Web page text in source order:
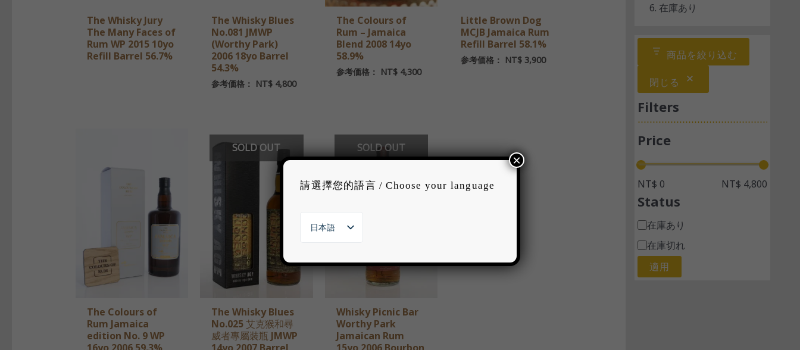
The Whisky Jury
The Many Faces of
Rum WP 2015 10yo
Refill Barrel 56.7%
The Whisky Blues
No.081 JMWP
(Worthy Park)
2006 18yo Barrel
54.3%
参考価格： NT$ 4,800
The Colours of
Rum – Jamaica
Blend 2008 14yo
58.9%
参考価格： NT$4,300
Little Brown Dog
MCJB Jamaica Rum
Refill Barrel 58.1%
参考価格： NT$ 3,900
The Colours of
Rum Jamaica
edition No. 9 WP
SOLD OUT
The Whisky Blues
No.025 艾克猴和尋
威者專屬裝瓶 JMWP
SOLD OUT
Whisky Picnic Bar
Worthy Park
Jamaican Rum
6. 在庫あり
商品を絞り込む
閉じる
Filters
Price
NT$ 0 NT$ 4,800
Status
在庫あり
在庫切れ
適用
請選擇您的語言 / Choose your language
日本語
繁體中文
한국어
×